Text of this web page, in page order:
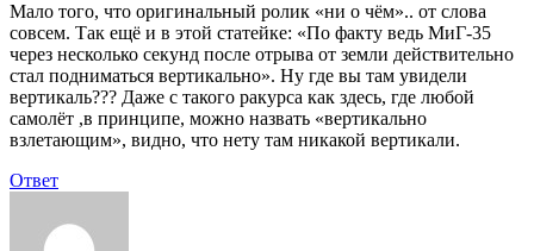
Мало того, что оригинальный ролик «ни о чём».. от слова
совсем. Так ещё и в этой статейке: «По факту ведь МиГ-35
через несколько секунд после отрыва от земли действительно
стал подниматься вертикально». Ну где вы там увидели
вертикаль??? Даже с такого ракурса как здесь, где любой
самолёт ,в принципе, можно назвать «вертикально
взлетающим», видно, что нету там никакой вертикали.
Ответ